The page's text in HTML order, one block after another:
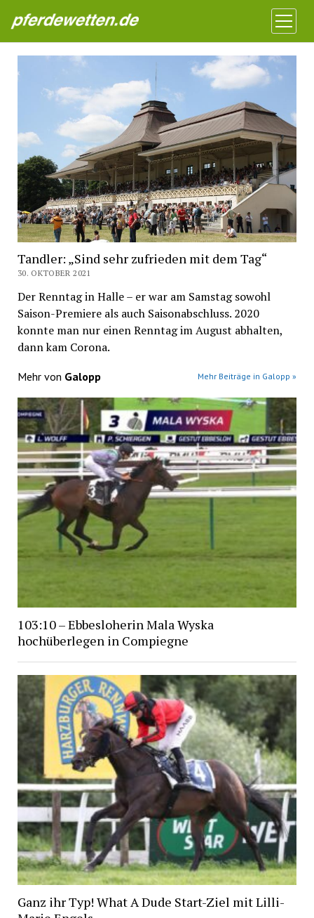
Pferdewetten News
Menü
öffnen
Tandler: „Sind sehr zufrieden mit dem Tag“
30. OKTOBER 2021
Der Renntag in Halle – er war am Samstag sowohl
Saison-Premiere als auch Saisonabschluss. 2020
konnte man nur einen Renntag im August abhalten,
dann kam Corona.
Mehr von Galopp Mehr Beiträge in Galopp »
103:10 – Ebbesloherin Mala Wyska
hochüberlegen in Compiegne
Ganz ihr Typ! What A Dude Start-Ziel mit Lilli-